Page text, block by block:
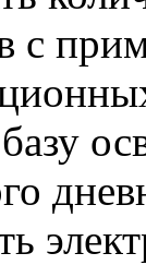
с